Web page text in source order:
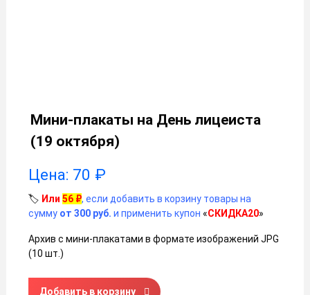
Мини-плакаты на День лицеиста
(19 октября)
Цена: 70 ₽
🏷️ Или 56 ₽, если добавить в корзину товары на
сумму от 300 руб. и применить купон «СКИДКА20»
Архив с мини-плакатами в формате изображений JPG
(10 шт.)
Количество товара Мини-плакаты на День лицеиста (19
Добавить в корзину